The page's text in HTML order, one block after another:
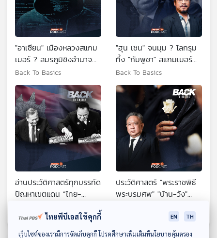
ดาวน์โหลด Thai PBS Podcast Application
"อาเซียน" เมืองหลวงสแกม
เมอร์ ? สมรภูมิชิงอำนาจ
"จีน-สหรัฐฯ"
Back To Basics
"ฮุน เซน" จนมุม ? โลกรุม
ทึ้ง "กัมพูชา" สแกมเมอร์
ต้องถูกกำจัด
Back To Basics
อ่านประวัติศาสตร์ทุกบรรทัด
ปัญหาเขตแดน “ไทย-
ประวัติศาสตร์ "พระราชพิธี
พระบรมศพ" "บ้าน-วัง"
ไทยพีบีเอสใช้คุกกี้ EN TH
เว็บไซต์ของเรามีการจัดเก็บคุกกี้ โปรดศึกษาเพิ่มเติมที่นโยบายคุ้มครอง